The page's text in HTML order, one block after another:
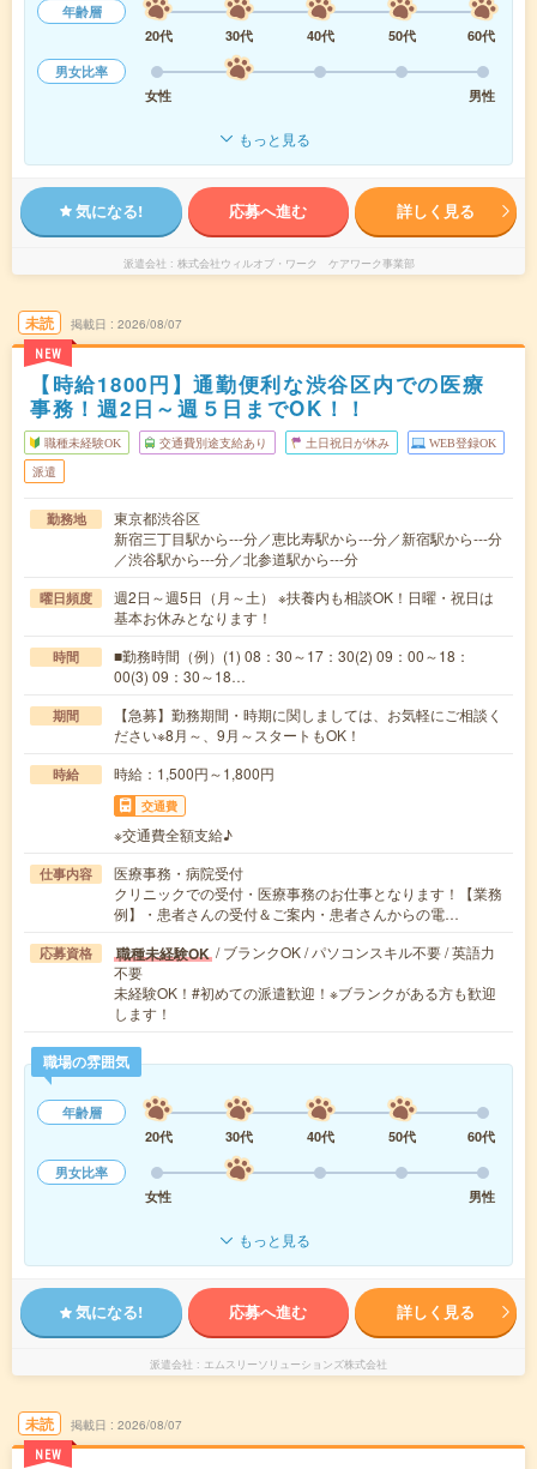
年齢層
20代
30代 40代 50代
60代
男女比率
女性
男性
もっと見る
気になる! 応募へ進む 詳しく見る
派遣会社 株式会社ウィルオブ・ワーク ケアワーク事業部
未読
NEW
掲載日 2026/08/07
【時給1800円】通勤便利な渋谷区内での医療
事務！週2日～週５日までOK！！
職種未経験OK 交通費別途支給あり 土日祝日が休み WEB登録OK
派遣
勤務地
東京都渋谷区
新宿三丁目駅から---分／恵比寿駅から---分／新宿駅から---分
／渋谷駅から---分／北参道駅から---分
曜日頻度
週2日～週5日（月～土） ※扶養内も相談OK！日曜・祝日は
基本お休みとなります！
時間
■勤務時間（例）(1) 08：30～17：30(2) 09：00～18：
00(3) 09：30～18…
期間
【急募】勤務期間・時期に関しましては、お気軽にご相談く
ださい※8月～、9月～スタートもOK！
時給 時給：1,500円～1,800円
交通費
※交通費全額支給♪
仕事内容
医療事務・病院受付
クリニックでの受付・医療事務のお仕事となります！【業務
例】・患者さんの受付＆ご案内・患者さんからの電…
応募資格 職種未経験OK / ブランクOK / パソコンスキル不要 / 英語力
不要
未経験OK！#初めての派遣歓迎！※ブランクがある方も歓迎
します！
職場の雰囲気
年齢層
20代
30代 40代 50代
60代
男女比率
女性
男性
もっと見る
気になる! 応募へ進む 詳しく見る
派遣会社 エムスリーソリューションズ株式会社
未読
NEW
掲載日 2026/08/07